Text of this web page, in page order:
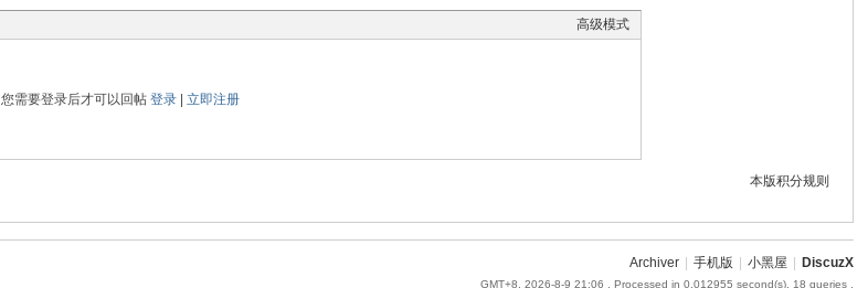
高级模式
您需要登录后才可以回帖登录 |立即注册
本版积分规则
Archiver 手机版 小黑屋 DiscuzX
GMT+8, 2026-8-9 21:06 , Processed in 0.012955 second(s), 18 queries .